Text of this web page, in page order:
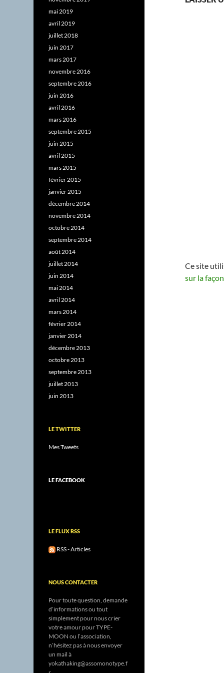
Ce site
sur la
mai 2019
avril 2019
juillet 2018
juin 2017
mars 2017
novembre 2016
septembre 2016
juin 2016
avril 2016
mars 2016
septembre 2015
juin 2015
avril 2015
mars 2015
février 2015
janvier 2015
décembre 2014
novembre 2014
octobre 2014
septembre 2014
août 2014
juillet 2014
juin 2014
mai 2014
avril 2014
mars 2014
février 2014
janvier 2014
décembre 2013
octobre 2013
septembre 2013
juillet 2013
juin 2013
LE TWITTER
Mes Tweets
LE FACEBOOK
LE FLUX RSS
RSS - Articles
NOUS CONTACTER
Pour toute question, demande
d’informations ou tout
simplement pour nous crier
votre amour pour TYPE-
MOON ou l’association,
n’hésitez pas à nous envoyer
un mail à
yokathaking@assomonotype.f